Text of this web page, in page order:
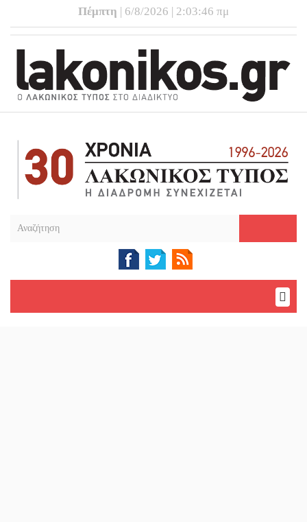
Πέμπτη | 6/8/2026 | 2:03:47 πμ